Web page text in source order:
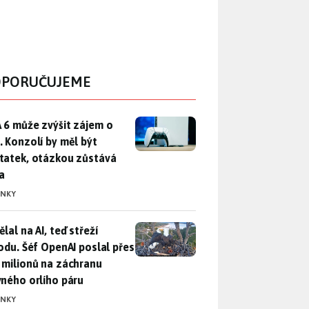
6 může zvýšit zájem o PS5. Konzolí by měl být dostatek,
6 může zvýšit zájem o
Konzolí by měl být
otázkou zůstává
na AI, teď střeží přírodu. Šéf OpenAI poslal přes 100
na AI, teď střeží
Šéf OpenAI poslal přes
milionů na záchranu
orlího páru